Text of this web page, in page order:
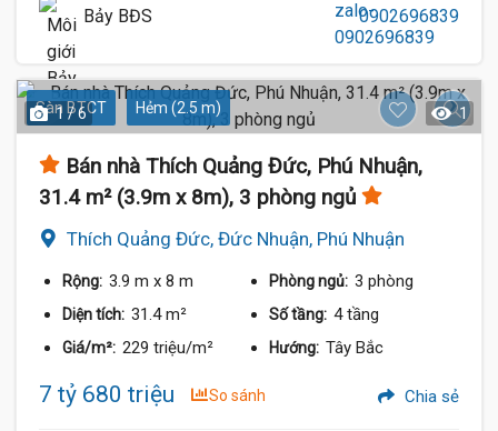
Bảy BĐS 0902696839
Sàn BTCT Hẻm (2.5 m)
1 / 6 1
Bán nhà Thích Quảng Đức, Phú Nhuận,
31.4 m² (3.9m x 8m), 3 phòng ngủ
Thích Quảng Đức, Đức Nhuận, Phú Nhuận
Rộng: 3.9 m x 8 m Phòng ngủ: 3 phòng
Diện tích: 31.4 m² Số tầng: 4 tầng
Giá/m²: 229 triệu/m² Hướng: Tây Bắc
7 tỷ 680 triệu So sánh Chia sẻ